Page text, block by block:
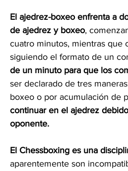
El ajedrez-boxeo enfrenta a
de ajedrez y boxeo,
cuatro minutos, mientras que
siguiendo el formato de un
de un minuto para que los
ser declarado de tres
boxeo o por acumulación de
continuar en el ajedrez
oponente.
El Chessboxing es una
aparentemente son